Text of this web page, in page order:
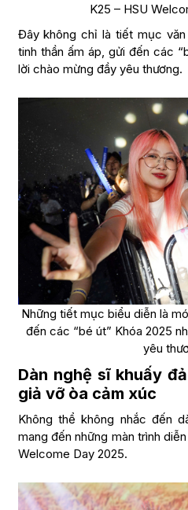
K25 – HSU
Đây không chỉ là tiết mục
tinh thần ấm áp, gửi đến các
lời chào mừng đầy yêu thương.
Những tiết mục biểu diễn là
đến các “bé út” Khóa 2025
yêu
Dàn nghệ sĩ khuấy
giả vỡ òa cảm xúc
Không thể không nhắc đến
mang đến những màn trình
Welcome Day 2025.